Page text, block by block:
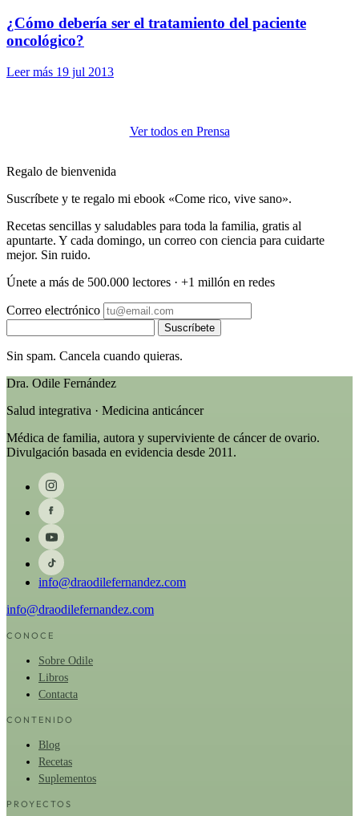
¿Cómo debería ser el tratamiento del paciente
oncológico?
Leer más 19 jul 2013
Ver todos en Prensa
Regalo de bienvenida
Suscríbete y te regalo mi ebook «Come rico, vive sano».
Recetas sencillas y saludables para toda la familia, gratis al
apuntarte. Y cada domingo, un correo con ciencia para cuidarte
mejor. Sin ruido.
Únete a más de 500.000 lectores · +1 millón en redes
Correo electrónico
Suscríbete
Sin spam. Cancela cuando quieras.
Dra. Odile Fernández
Salud integrativa · Medicina anticáncer
Médica de familia, autora y superviviente de cáncer de ovario.
Divulgación basada en evidencia desde 2011.
info@draodilefernandez.com
info@draodilefernandez.com
CONOCE
Sobre Odile
Libros
Contacta
CONTENIDO
Blog
Recetas
Suplementos
PROYECTOS